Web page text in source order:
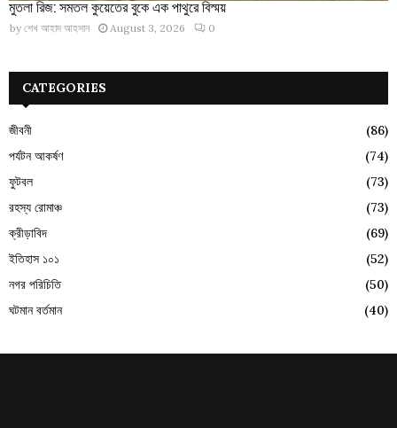
মুতলা রিজ: সমতল কুয়েতের বুকে এক পাথুরে বিস্ময়
by শেখ আহাদ আহসান August 3, 2026 0
CATEGORIES
জীবনী
(86)
পর্যটন আকর্ষণ
(74)
ফুটবল
(73)
রহস্য রোমাঞ্চ
(73)
ক্রীড়াবিদ
(69)
ইতিহাস ১০১
(52)
নগর পরিচিতি
(50)
ঘটমান বর্তমান
(40)